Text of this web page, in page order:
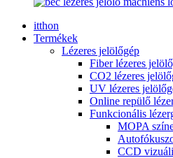
itthon
Termékek
Lézeres jelölőgép
Fiber lézeres
CO2 lézeres
UV lézeres
Online repülő
Funkcionális
MOPA
CCD